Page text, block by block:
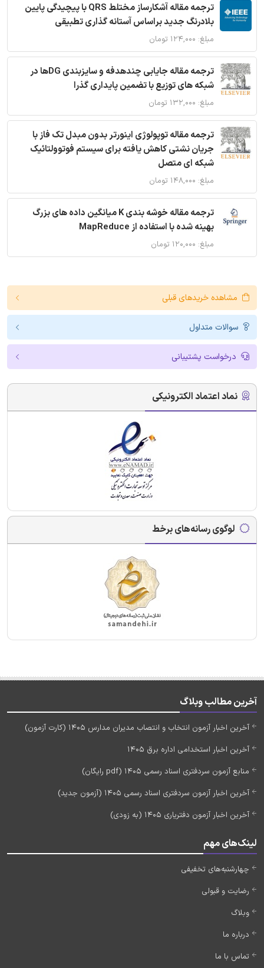
ترجمه مقاله آشکارساز مختلط QRS با پیچیدگی پایین
بلادرنگ جدید براساس آستانه گذاری تطبیقی
مبلغ: ۱۲۴,۰۰۰ تومان
ترجمه مقاله جایابی چندهدفه و سایزبندی DGها در
شبکه های توزیع با تضمین پایداری گذرا
مبلغ: ۱۳۲,۰۰۰ تومان
ترجمه مقاله توپولوژی اینورتر بدون مبدل تک فاز با
جریان نشتی کاهش یافته برای سیستم فوتوولتائیک
شبکه ای متصل
مبلغ: ۱۴۸,۰۰۰ تومان
ترجمه مقاله خوشه بندی K میانگین داده های بزرگ
بهینه شده با استفاده از MapReduce
مبلغ: ۱۲۰,۰۰۰ تومان
مشاهده خریدهای قبلی
سوالات متداول
درخواست پشتیبانی
نماد اعتماد الکترونیکی
لوگوی رسانه‌های برخط
آخرین مطالب وبلاگ
آخرین اخبار آزمون انتخاب و انتصاب مدیران مدارس 1405 (کارت آزمون)
آخرین اخبار استخدامی اداره برق 1405
منابع آزمون سردفتری اسناد رسمی 1405 (pdf رایگان)
آخرین اخبار آزمون سردفتری اسناد رسمی 1405 (آزمون جدید)
آخرین اخبار آزمون دفتریاری 1405 (به زودی)
لینک‌های مهم
چهارشنبه‌های تخفیفی
رضایت و قبولی
وبلاگ
درباره ما
تماس با ما